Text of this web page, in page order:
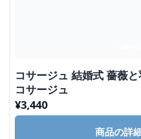
コサージュ 結婚式 薔薇
コサージュ
¥3,440
商品の詳